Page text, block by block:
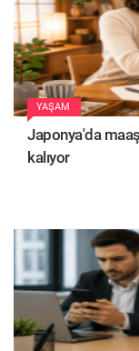
YAŞAM
Japonya'da
kalıyor